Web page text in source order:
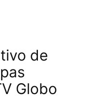
de
Globo